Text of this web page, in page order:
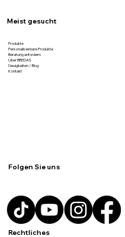
Meist gesucht
Folgen Sie uns